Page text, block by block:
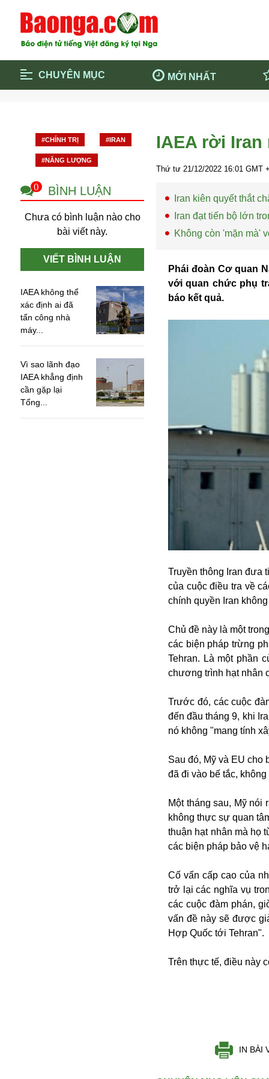
CHUYÊN MỤC MỚI NHẤT
Cộng đồng
Thông
Cuộc sống quanh ta
Khám
Quảng cáo
#CHÍNH TRỊ #IRAN
#NĂNG LƯỢNG
0 BÌNH LUẬN
Chưa có bình luận nào cho
bài viết này.
VIẾT BÌNH LUẬN
IAEA không thể
xác định ai đã
tấn công nhà
máy...
Vì sao lãnh đạo
IAEA khẳng định
cần gặp lại
Tổng...
IAEA rời
Thứ tư 21/12/2022 16:01 GMT
Iran kiên quyết thắt
Iran đạt tiến bộ lớn
Không còn 'mặn mà'
Phái đoàn Cơ quan
với quan chức phụ
báo kết quả.
Truyền thông Iran đưa
của cuộc điều tra về
chính quyền Iran
Chủ đề này là một
các biện pháp trừng
Tehran. Là một phần
chương trình hạt nhân
Trước đó, các cuộc
đến đầu tháng 9, khi
nó không "mang tính
Sau đó, Mỹ và EU cho
đã đi vào bế tắc,
Một tháng sau, Mỹ nói
không thực sự quan
thuận hạt nhân mà họ
các biện pháp bảo vệ
Cố vấn cấp cao của
trở lại các nghĩa vụ
các cuộc đàm phán,
vấn đề này sẽ được
Hợp Quốc tới Tehran".
Trên thực tế, điều này
IN BÀI